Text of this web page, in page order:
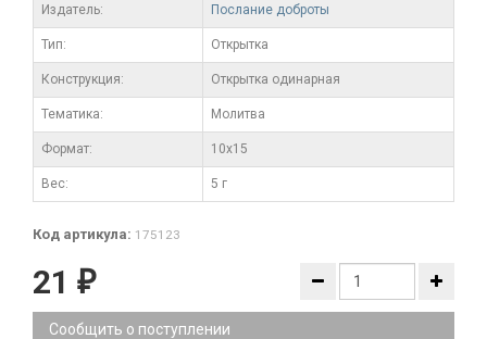
Издатель: Послание доброты
Тип: Открытка
Конструкция: Открытка одинарная
Тематика: Молитва
Формат: 10x15
Вес: 5 г
Код артикула: 175123
21 ₽
Сообщить о поступлении